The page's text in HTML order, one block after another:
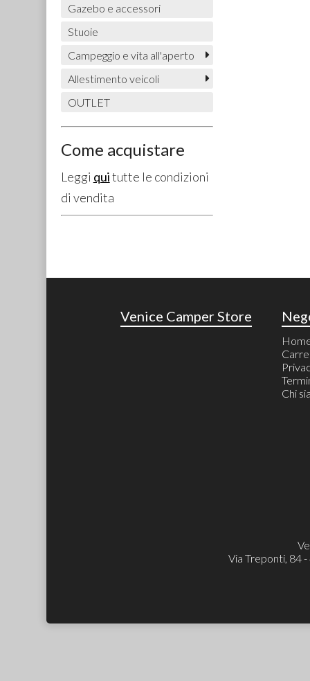
Gazebo e accessori
Stuoie
Campeggio e vita all'aperto
Allestimento veicoli
OUTLET
Come acquistare
Leggi quitutte le condizioni
di vendita
Venice Camper Store
Chi
Via Treponti, 84